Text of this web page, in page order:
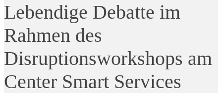
Lebendige Debatte im
Rahmen des
Disruptionsworkshops am
Center Smart Services